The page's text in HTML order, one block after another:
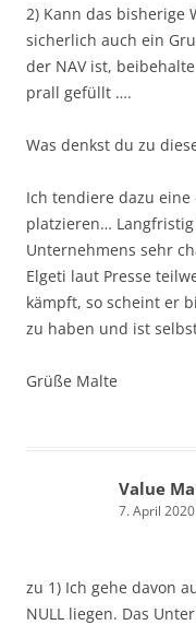
2) Kann das bisherige
sicherlich auch ein
der NAV ist,
prall gefüllt ….
Was denkst du zu
Ich tendiere dazu
platzieren…
Unternehmens sehr
Elgeti laut Presse
kämpft, so scheint er
zu haben und ist
Grüße Malte
Value
7. April
zu 1) Ich gehe davon
NULL liegen. Das